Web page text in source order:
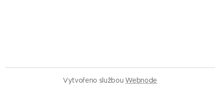
Vytvořeno službouWebnode